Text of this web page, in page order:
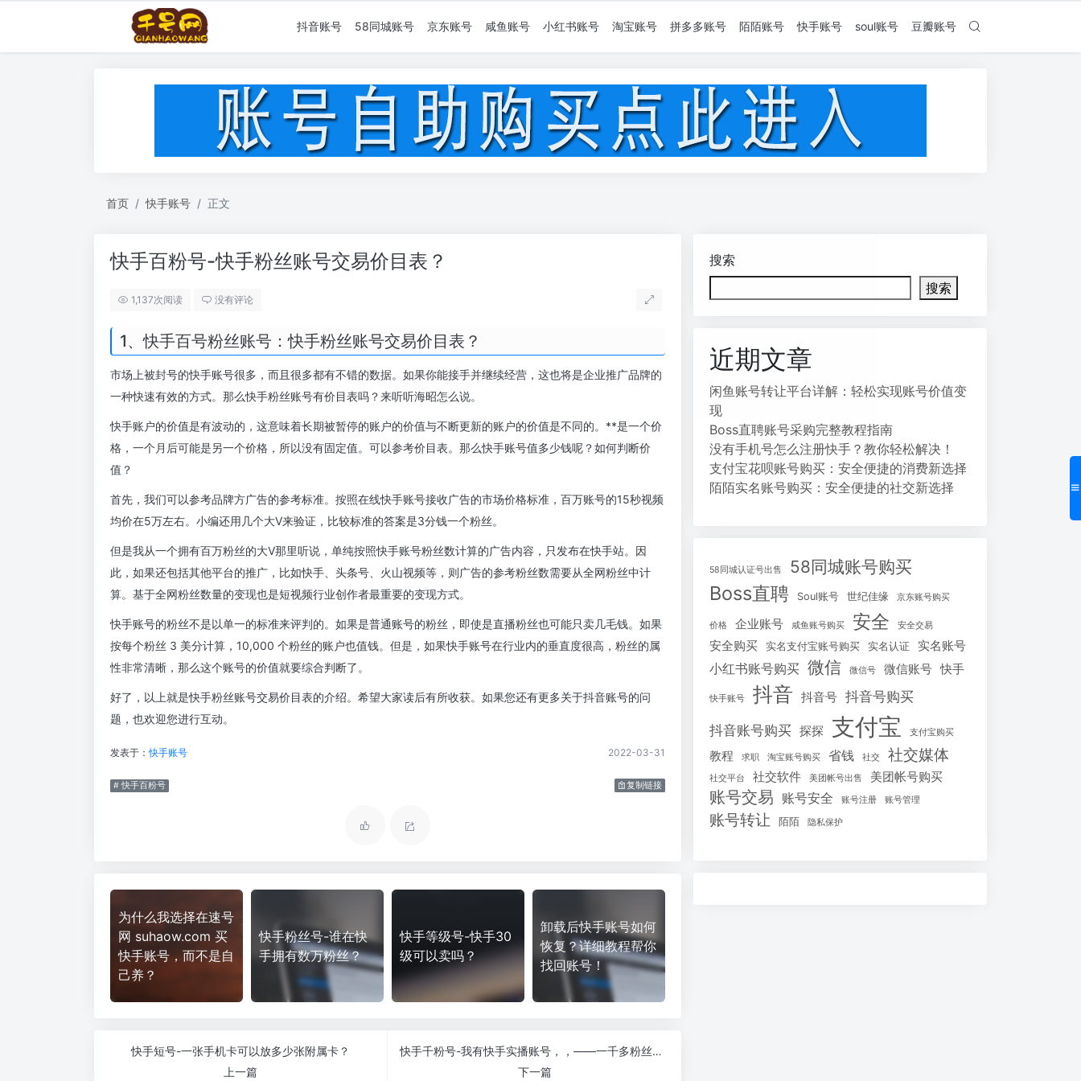
抖音账号 58同城账号 京东账号 咸鱼账号 小红书账号 淘宝账号 拼多多账号 陌陌账号 快手账号 soul账号 豆瓣账号
首页 快手账号 正文
快手百粉号-快手粉丝账号交易价目表？
1,137次阅读 没有评论
1、快手百号粉丝账号：快手粉丝账号交易价目表？
市场上被封号的快手账号很多，而且很多都有不错的数据。如果你能接手并继续经营，这也将是企业推广品牌的
一种快速有效的方式。那么快手粉丝账号有价目表吗？来听听海昭怎么说。
快手账户的价值是有波动的，这意味着长期被暂停的账户的价值与不断更新的账户的价值是不同的。**是一个价
格，一个月后可能是另一个价格，所以没有固定值。可以参考价目表。那么快手账号值多少钱呢？如何判断价
值？
首先，我们可以参考品牌方广告的参考标准。按照在线快手账号接收广告的市场价格标准，百万账号的15秒视频
均价在5万左右。小编还用几个大V来验证，比较标准的答案是3分钱一个粉丝。
但是我从一个拥有百万粉丝的大V那里听说，单纯按照快手账号粉丝数计算的广告内容，只发布在快手站。因
此，如果还包括其他平台的推广，比如快手、头条号、火山视频等，则广告的参考粉丝数需要从全网粉丝中计
算。基于全网粉丝数量的变现也是短视频行业创作者最重要的变现方式。
快手账号的粉丝不是以单一的标准来评判的。如果是普通账号的粉丝，即使是直播粉丝也可能只卖几毛钱。如果
按每个粉丝 3 美分计算，10,000 个粉丝的账户也值钱。但是，如果快手账号在行业内的垂直度很高，粉丝的属
性非常清晰，那么这个账号的价值就要综合判断了。
好了，以上就是快手粉丝账号交易价目表的介绍。希望大家读后有所收获。如果您还有更多关于抖音账号的问
题，也欢迎您进行互动。
发表于：快手账号 2022-03-31
# 快手百粉号 复制链接
为什么我选择在速号
网 suhaow.com 买
快手账号，而不是自
己养？
快手粉丝号-谁在快
手拥有数万粉丝？
快手等级号-快手30
级可以卖吗？
卸载后快手账号如何
恢复？详细教程帮你
找回账号！
快手短号-一张手机卡可以放多少张附属卡？
上一篇
快手千粉号-我有快手实播账号，，——一千多粉丝，，，有人要吗？
下一篇
搜索
搜索
近期文章
闲鱼账号转让平台详解：轻松实现账号价值变
现
Boss直聘账号采购完整教程指南
没有手机号怎么注册快手？教你轻松解决！
支付宝花呗账号购买：安全便捷的消费新选择
陌陌实名账号购买：安全便捷的社交新选择
58同城认证号出售 58同城账号购买
Boss直聘 Soul账号 世纪佳缘 京东账号购买
价格 企业账号 咸鱼账号购买 安全 安全交易
安全购买 实名支付宝账号购买 实名认证 实名账号
小红书账号购买 微信 微信号 微信账号 快手
快手账号 抖音 抖音号 抖音号购买
抖音账号购买 探探 支付宝 支付宝购买
教程 求职 淘宝账号购买 省钱 社交 社交媒体
社交平台 社交软件 美团帐号出售 美团帐号购买
账号交易 账号安全 账号注册 账号管理
账号转让 陌陌 隐私保护